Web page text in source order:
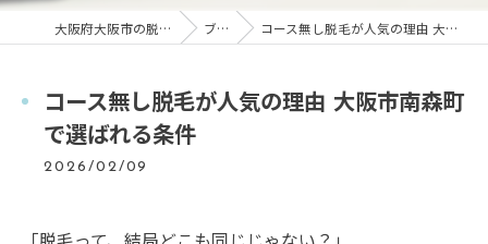
大阪府大阪市の脱毛ならbüranco ブログ コース無し脱毛が人気の理由 大阪市南森町で選ばれる条件
コース無し脱毛が人気の理由 大阪市南森町
で選ばれる条件
2026/02/09